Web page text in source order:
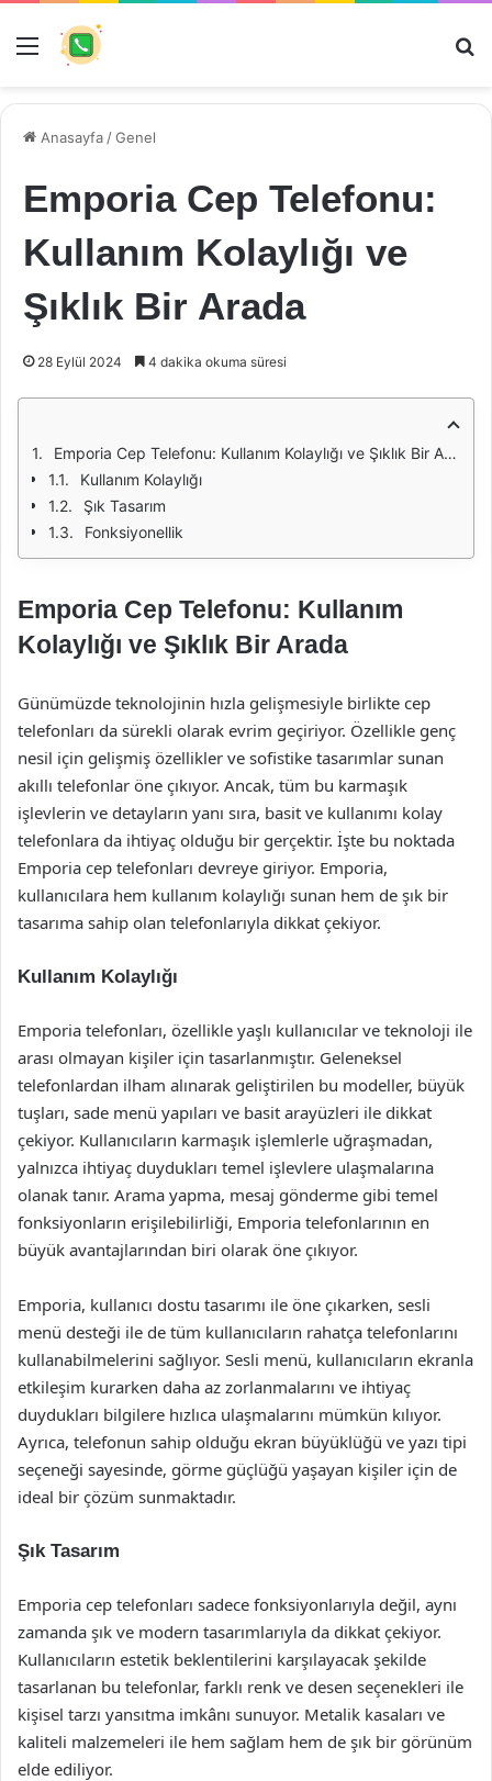
Menü
Anasayfa /Genel
Emporia Cep Telefonu:
Kullanım Kolaylığı ve
Şıklık Bir Arada
28 Eylül 2024 4 dakika okuma süresi
Emporia Cep Telefonu: Kullanım Kolaylığı ve Şıklık Bir Arada
Kullanım Kolaylığı
Şık Tasarım
Fonksiyonellik
Emporia Cep Telefonu: Kullanım
Kolaylığı ve Şıklık Bir Arada
Günümüzde teknolojinin hızla gelişmesiyle birlikte cep
telefonları da sürekli olarak evrim geçiriyor. Özellikle genç
nesil için gelişmiş özellikler ve sofistike tasarımlar sunan
akıllı telefonlar öne çıkıyor. Ancak, tüm bu karmaşık
işlevlerin ve detayların yanı sıra, basit ve kullanımı kolay
telefonlara da ihtiyaç olduğu bir gerçektir. İşte bu noktada
Emporia cep telefonları devreye giriyor. Emporia,
kullanıcılara hem kullanım kolaylığı sunan hem de şık bir
tasarıma sahip olan telefonlarıyla dikkat çekiyor.
Kullanım Kolaylığı
Emporia telefonları, özellikle yaşlı kullanıcılar ve teknoloji ile
arası olmayan kişiler için tasarlanmıştır. Geleneksel
telefonlardan ilham alınarak geliştirilen bu modeller, büyük
tuşları, sade menü yapıları ve basit arayüzleri ile dikkat
çekiyor. Kullanıcıların karmaşık işlemlerle uğraşmadan,
yalnızca ihtiyaç duydukları temel işlevlere ulaşmalarına
olanak tanır. Arama yapma, mesaj gönderme gibi temel
fonksiyonların erişilebilirliği, Emporia telefonlarının en
büyük avantajlarından biri olarak öne çıkıyor.
Emporia, kullanıcı dostu tasarımı ile öne çıkarken, sesli
menü desteği ile de tüm kullanıcıların rahatça telefonlarını
kullanabilmelerini sağlıyor. Sesli menü, kullanıcıların ekranla
etkileşim kurarken daha az zorlanmalarını ve ihtiyaç
duydukları bilgilere hızlıca ulaşmalarını mümkün kılıyor.
Ayrıca, telefonun sahip olduğu ekran büyüklüğü ve yazı tipi
seçeneği sayesinde, görme güçlüğü yaşayan kişiler için de
ideal bir çözüm sunmaktadır.
Şık Tasarım
Emporia cep telefonları sadece fonksiyonlarıyla değil, aynı
zamanda şık ve modern tasarımlarıyla da dikkat çekiyor.
Kullanıcıların estetik beklentilerini karşılayacak şekilde
tasarlanan bu telefonlar, farklı renk ve desen seçenekleri ile
kişisel tarzı yansıtma imkânı sunuyor. Metalik kasaları ve
kaliteli malzemeleri ile hem sağlam hem de şık bir görünüm
elde ediliyor.